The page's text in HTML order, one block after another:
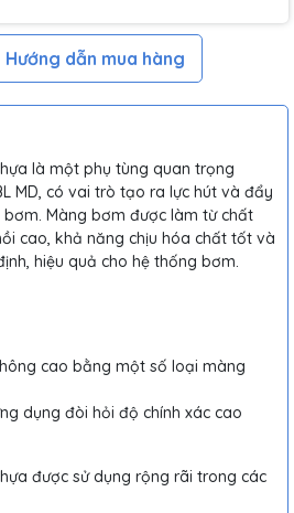
Hướng dẫn mua hàng
là một phụ tùng quan trọng
MD, có vai trò tạo ra lực hút và đẩy
Màng bơm được làm từ chất
cao, khả năng chịu hóa chất tốt và
hiệu quả cho hệ thống bơm.
cao bằng một số loại màng
dụng đòi hỏi độ chính xác cao
được sử dụng rộng rãi trong các